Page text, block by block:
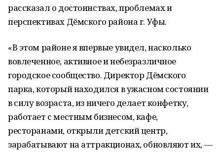
рассказал о достоинствах, проблемах и
перспективах Дёмского района г. Уфы.
«В этом районе я впервые увидел, насколько
вовлеченное, активное и небезразличное
городское сообщество. Директор Дёмского
парка, который находился в ужасном состоянии
в силу возраста, из ничего делает конфетку,
работает с местным бизнесом, кафе,
ресторанами, открыли детский центр,
зарабатывают на аттракционах, обновляют их, —